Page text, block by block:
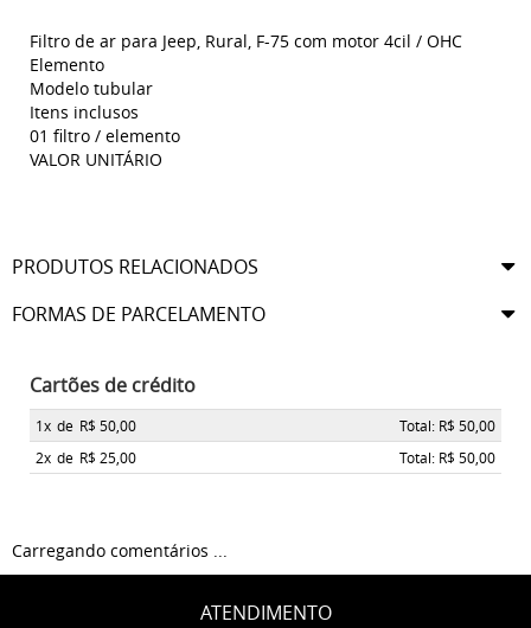
Filtro de ar para Jeep, Rural, F-75 com motor 4cil / OHC
Elemento
Modelo tubular
Itens inclusos
01 filtro / elemento
VALOR UNITÁRIO
PRODUTOS RELACIONADOS
FORMAS DE PARCELAMENTO
Cartões de crédito
1x de R$ 50,00
Total: R$ 50,00
2x de R$ 25,00 Total: R$ 50,00
Carregando comentários ...
ATENDIMENTO